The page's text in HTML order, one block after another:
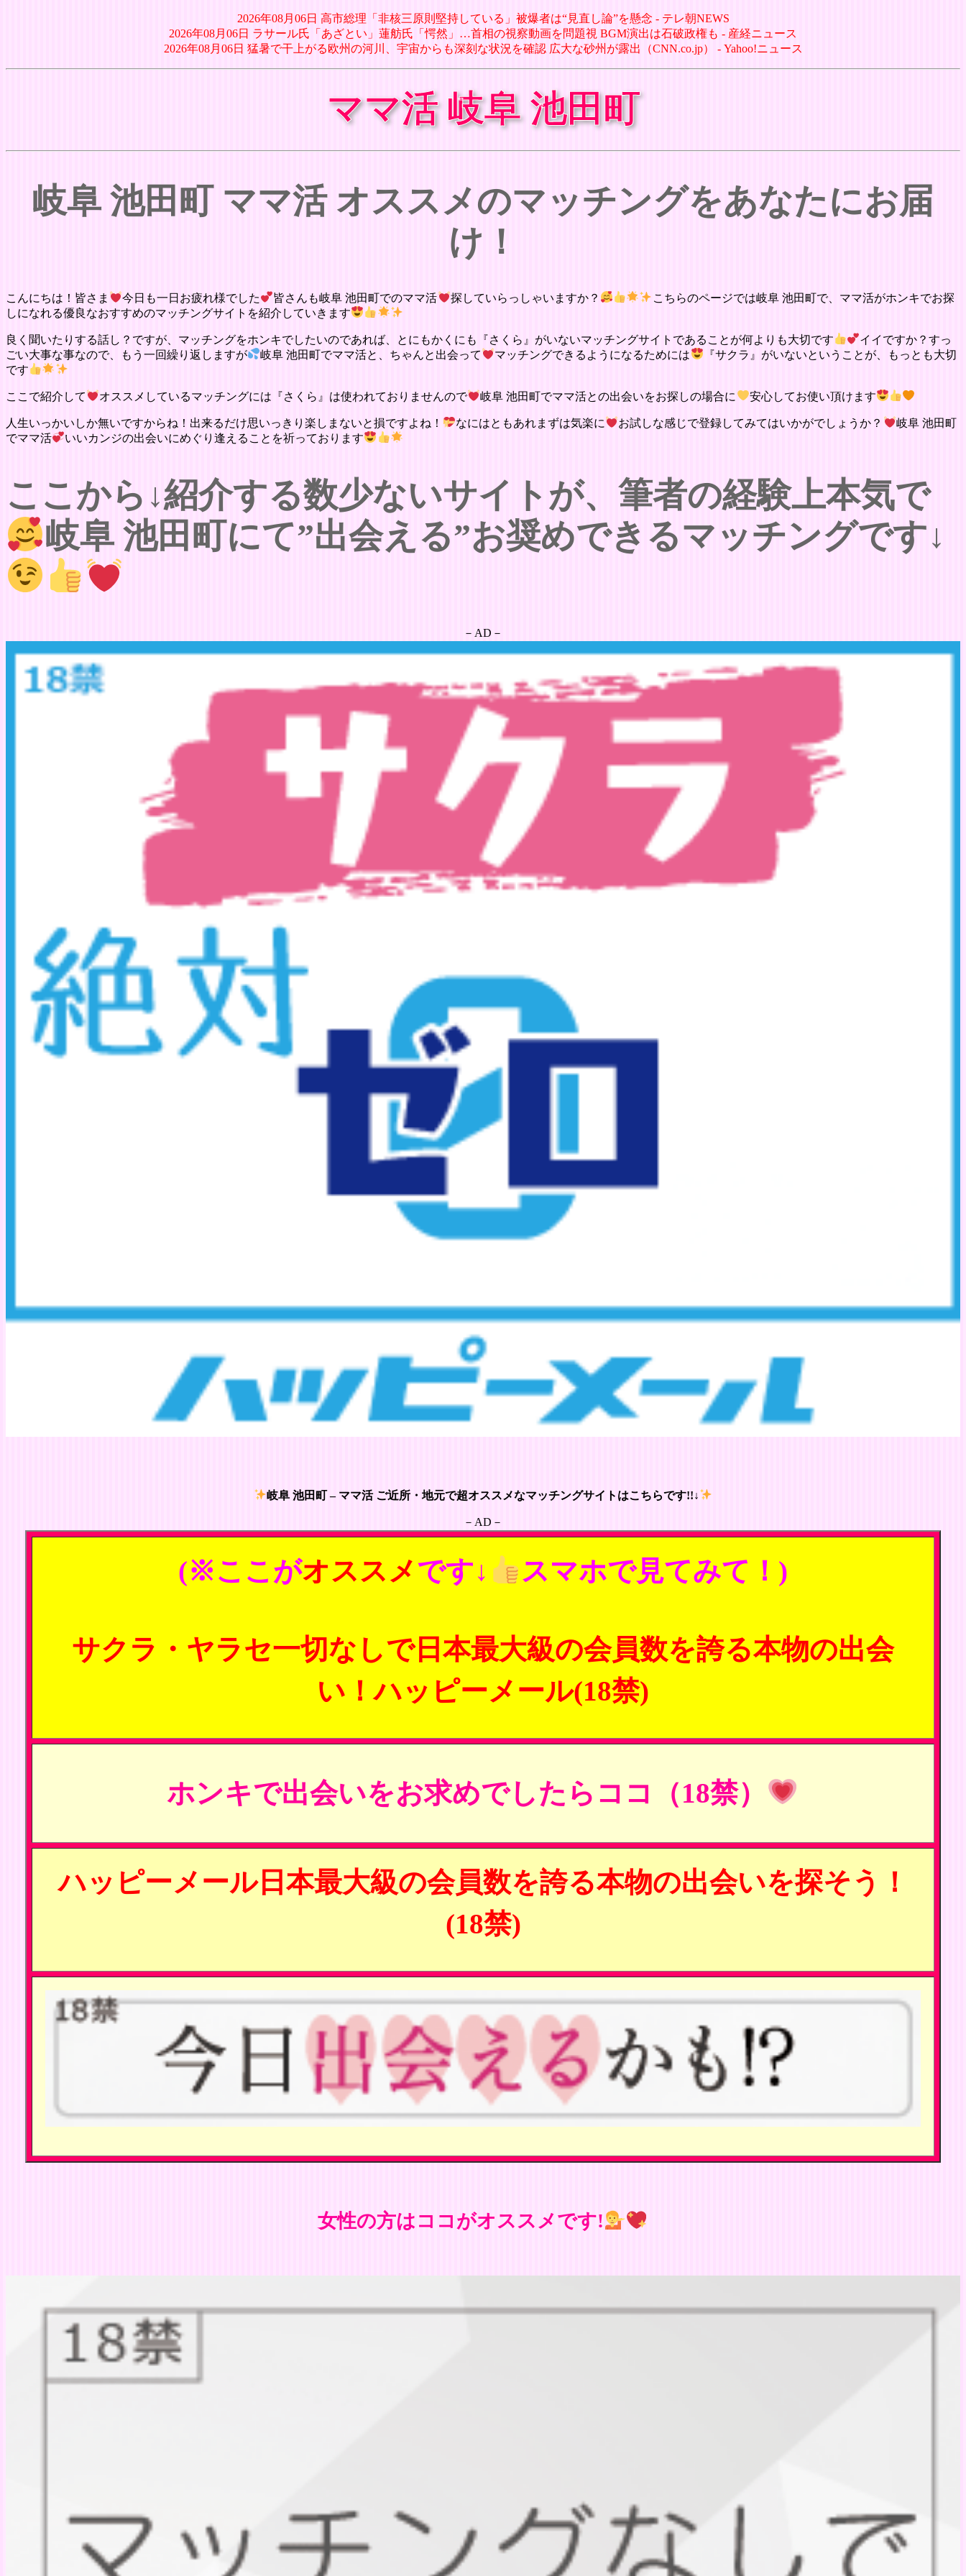
2026年08月06日 高市総理「非核三原則堅持している」被爆者は“見直し論”を懸念 - テレ朝NEWS
2026年08月06日 ラサール氏「あざとい」蓮舫氏「愕然」…首相の視察動画を問題視 BGM演出は石破政権も - 産経ニュース
2026年08月06日 猛暑で干上がる欧州の河川、宇宙からも深刻な状況を確認 広大な砂州が露出（CNN.co.jp） - Yahoo!ニュース
ママ活 岐阜 池田町
岐阜 池田町 ママ活 オススメのマッチングをあなたにお届
け！
こんにちは！皆さま 今日も一日お疲れ様でした 皆さんも岐阜 池田町でのママ活 探していらっしゃいますか？
こちらのページでは岐阜 池田町で、ママ活がホンキでお探
しになれる優良なおすすめのマッチングサイトを紹介していきます
良く聞いたりする話し？ですが、マッチングをホンキでしたいのであれば、とにもかくにも『さくら』がいないマッチングサイトであることが何よりも大切です
イイですか？すっ
ごい大事な事なので、もう一回繰り返しますが
岐阜 池田町でママ活と、ちゃんと出会って マッチングできるようになるためには
『サクラ』がいないということが、もっとも大切
です
ここで紹介して オススメしているマッチングには『さくら』は使われておりませんので 岐阜 池田町でママ活との出会いをお探しの場合に 安心してお使い頂けます
人生いっかいしか無いですからね！出来るだけ思いっきり楽しまないと損ですよね！ なにはともあれまずは気楽に お試しな感じで登録してみてはいかがでしょうか？
岐阜 池田町
でママ活
いいカンジの出会いにめぐり逢えることを祈っております
ここから↓紹介する数少ないサイトが、筆者の経験上本気で
岐阜 池田町にて”出会える”お奨めできるマッチングです↓
－AD－
岐阜 池田町 – ママ活 ご近所・地元で超オススメなマッチングサイトはこちらです!!↓
－AD－
(※ここがオススメです↓ スマホで見てみて！)
サクラ・ヤラセ一切なしで日本最大級の会員数を誇る本物の出会
い！ハッピーメール(18禁)
ホンキで出会いをお求めでしたらココ（18禁）
ハッピーメール日本最大級の会員数を誇る本物の出会いを探そう！
(18禁)
女性の方はココがオススメです!